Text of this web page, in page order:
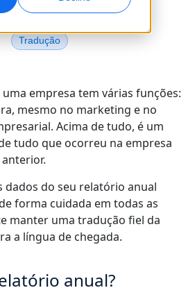
ação
confiáveis
em grande escala
de qualidade
inteligente e escalável
com IA para marcas globais
escala e qualidade
connosco
para freelancers
relatório anual.
Tradução
empresa tem várias funções:
mesmo no marketing e no
Acima de tudo, é um
tudo que ocorreu na empresa
dados do seu relatório anual
forma cuidada em todas as
manter uma tradução fiel da
a língua de chegada.
anual?